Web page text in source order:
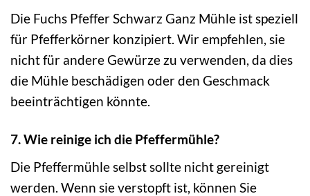
Die Fuchs Pfeffer Schwarz Ganz Mühle ist speziell
für Pfefferkörner konzipiert. Wir empfehlen, sie
nicht für andere Gewürze zu verwenden, da dies
die Mühle beschädigen oder den Geschmack
beeinträchtigen könnte.
7. Wie reinige ich die Pfeffermühle?
Die Pfeffermühle selbst sollte nicht gereinigt
werden. Wenn sie verstopft ist, können Sie